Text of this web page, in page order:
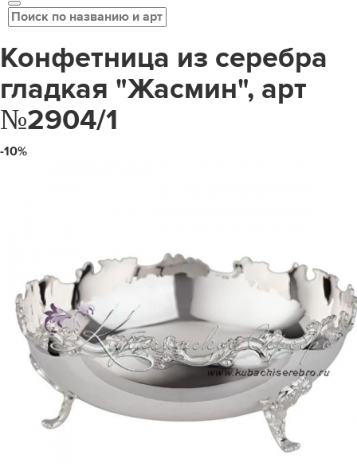
Конфетница из серебра
гладкая "Жасмин", арт
№2904/1
-10%